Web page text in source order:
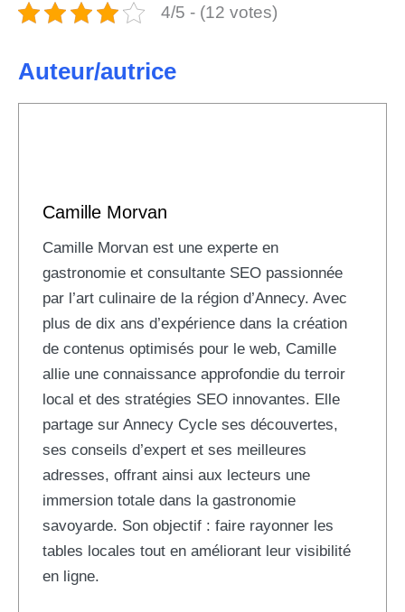
4/5 - (12 votes)
Auteur/autrice
Camille Morvan
Camille Morvan est une experte en
gastronomie et consultante SEO passionnée
par l’art culinaire de la région d’Annecy. Avec
plus de dix ans d’expérience dans la création
de contenus optimisés pour le web, Camille
allie une connaissance approfondie du terroir
local et des stratégies SEO innovantes. Elle
partage sur Annecy Cycle ses découvertes,
ses conseils d’expert et ses meilleures
adresses, offrant ainsi aux lecteurs une
immersion totale dans la gastronomie
savoyarde. Son objectif : faire rayonner les
tables locales tout en améliorant leur visibilité
en ligne.